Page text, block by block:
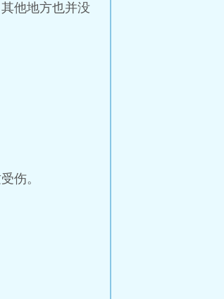
他地方也并没
伤。